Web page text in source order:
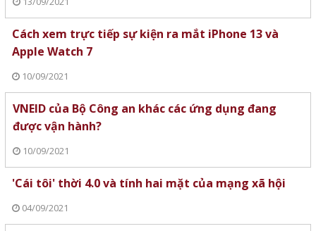
Cách xem trực tiếp sự kiện ra mắt iPhone 13 và
Apple Watch 7
10/09/2021
VNEID của Bộ Công an khác các ứng dụng đang
được vận hành?
10/09/2021
'Cái tôi' thời 4.0 và tính hai mặt của mạng xã hội
04/09/2021